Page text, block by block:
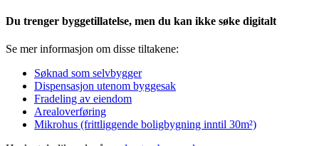
Du trenger byggetillatelse, men du kan ikke søke digitalt
Se mer informasjon om disse tiltakene:
Søknad som selvbygger
Dispensasjon utenom byggesak
Fradeling av eiendom
Arealoverføring
Mikrohus (frittliggende boligbygning inntil 30m²)